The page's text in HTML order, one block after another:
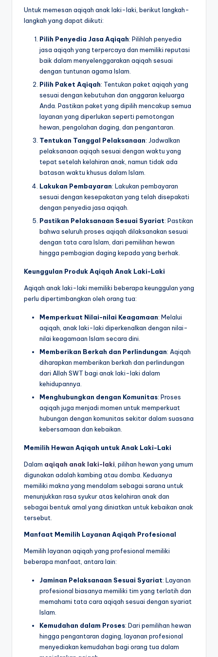
Untuk memesan aqiqah anak laki-laki, berikut langkah-
langkah yang dapat diikuti:
Pilih Penyedia Jasa Aqiqah: Pilihlah penyedia
jasa aqiqah yang terpercaya dan memiliki reputasi
baik dalam menyelenggarakan aqiqah sesuai
dengan tuntunan agama Islam.
Pilih Paket Aqiqah: Tentukan paket aqiqah yang
sesuai dengan kebutuhan dan anggaran keluarga
Anda. Pastikan paket yang dipilih mencakup semua
layanan yang diperlukan seperti pemotongan
hewan, pengolahan daging, dan pengantaran.
Tentukan Tanggal Pelaksanaan: Jadwalkan
pelaksanaan aqiqah sesuai dengan waktu yang
tepat setelah kelahiran anak, namun tidak ada
batasan waktu khusus dalam Islam.
Lakukan Pembayaran: Lakukan pembayaran
sesuai dengan kesepakatan yang telah disepakati
dengan penyedia jasa aqiqah.
Pastikan Pelaksanaan Sesuai Syariat: Pastikan
bahwa seluruh proses aqiqah dilaksanakan sesuai
dengan tata cara Islam, dari pemilihan hewan
hingga pembagian daging kepada yang berhak.
Keunggulan Produk Aqiqah Anak Laki-Laki
Aqiqah anak laki-laki memiliki beberapa keunggulan yang
perlu dipertimbangkan oleh orang tua:
Memperkuat Nilai-nilai Keagamaan: Melalui
aqiqah, anak laki-laki diperkenalkan dengan nilai-
nilai keagamaan Islam secara dini.
Memberikan Berkah dan Perlindungan: Aqiqah
diharapkan memberikan berkah dan perlindungan
dari Allah SWT bagi anak laki-laki dalam
kehidupannya.
Menghubungkan dengan Komunitas: Proses
aqiqah juga menjadi momen untuk memperkuat
hubungan dengan komunitas sekitar dalam suasana
kebersamaan dan kebaikan.
Memilih Hewan Aqiqah untuk Anak Laki-Laki
Dalam aqiqah anak laki-laki , pilihan hewan yang umum
digunakan adalah kambing atau domba. Keduanya
memiliki makna yang mendalam sebagai sarana untuk
menunjukkan rasa syukur atas kelahiran anak dan
sebagai bentuk amal yang diniatkan untuk kebaikan anak
tersebut.
Manfaat Memilih Layanan Aqiqah Profesional
Memilih layanan aqiqah yang profesional memiliki
beberapa manfaat, antara lain:
Jaminan Pelaksanaan Sesuai Syariat: Layanan
profesional biasanya memiliki tim yang terlatih dan
memahami tata cara aqiqah sesuai dengan syariat
Islam.
Kemudahan dalam Proses: Dari pemilihan hewan
hingga pengantaran daging, layanan profesional
menyediakan kemudahan bagi orang tua dalam